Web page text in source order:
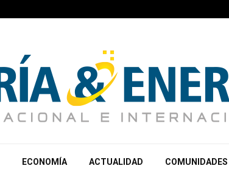
ECONOMÍA ACTUALIDAD COMUNIDADES